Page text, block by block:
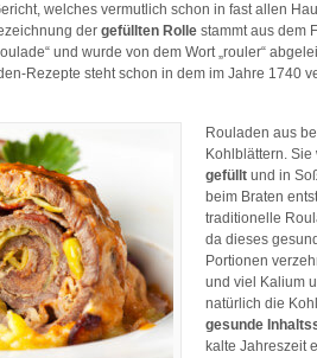
welches vermutlich schon in fast allen
der gefüllten Rolle stammt aus dem
und wurde von dem Wort „rouler“
Rezepte steht schon in dem im Jahre 1740
Rouladen aus
Kohlblättern.
gefüllt und in
beim Braten
traditionelle
da dieses
Portionen
und viel Kalium
natürlich die
gesunde
kalte Jahreszeit